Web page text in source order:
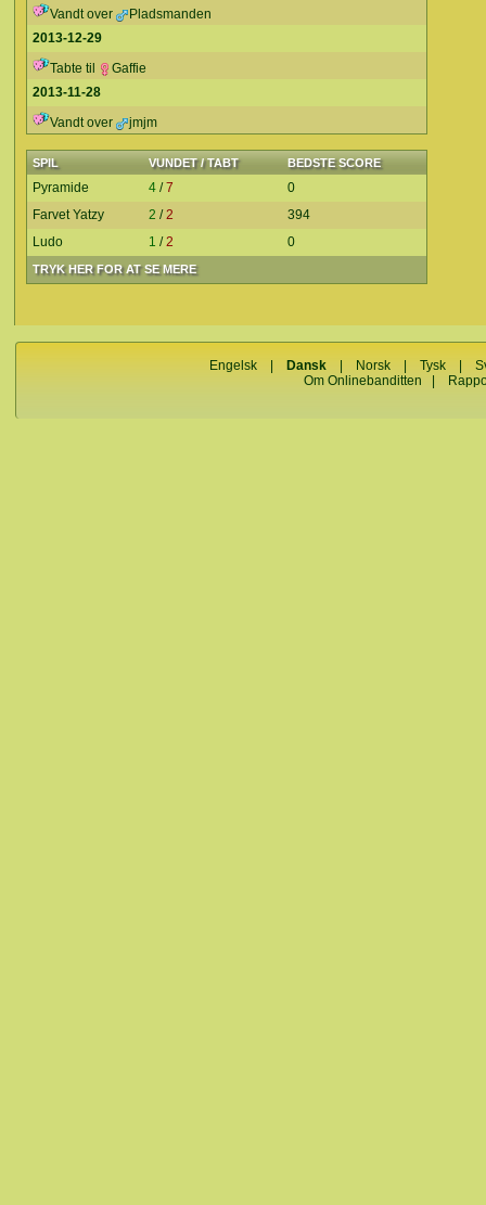
Vandt over
Pladsmanden
2013-12-29
Tabte til
Gaffie
2013-11-28
Vandt over
jmjm
SPIL VUNDET / TABT BEDSTE SCORE
TRYK HER FOR AT SE MERE
Pyramide 4 /7
0
Farvet Yatzy
2 /2
394
Ludo
1 /2 0
Engelsk Dansk Norsk Tysk
Om Onlinebanditten